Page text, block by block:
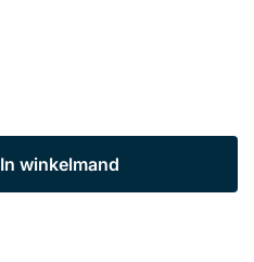
In winkelmand